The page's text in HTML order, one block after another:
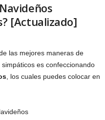
[Actualizado]
de las mejores maneras de
es confeccionando
, los cuales puedes colocar en